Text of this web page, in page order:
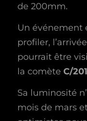
de 200mm.
Un événement
profiler,
pourrait être
la comète C/
Sa luminosité
mois de mars